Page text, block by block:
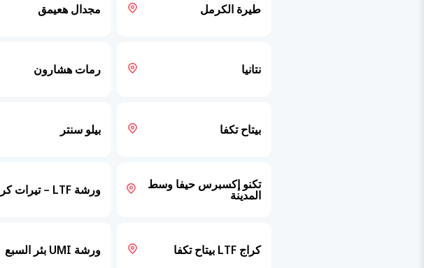
طيرة الكرمل مجدال هعيمق
نتانيا رمات هشارون
بيتاح تكفا بيلو سنتر
تكنو إكسبرس حيفا وسط
المدينة ورشة LTF – تيرات كرمل
كراج LTF بيتاح تكفا ورشة UMI بئر السبع